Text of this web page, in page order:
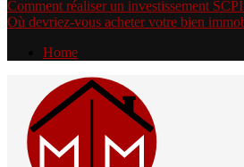
Comment réaliser un investissement
Où devriez-vous acheter votre bien
Home